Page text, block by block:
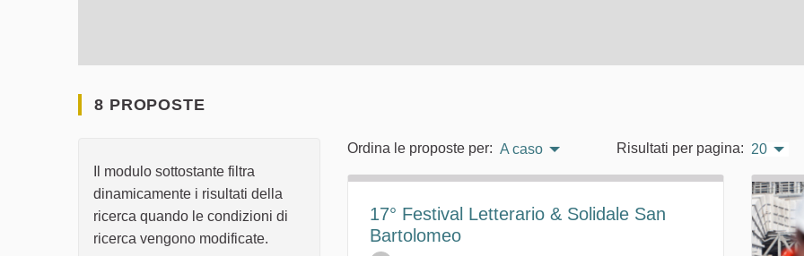
8 PROPOSTE
Il modulo sottostante filtra
dinamicamente i risultati della
ricerca quando le condizioni di
ricerca vengono modificate.
Ordina le proposte per: A caso Risultati per pagina: 20
17° Festival Letterario & Solidale San
Bartolomeo